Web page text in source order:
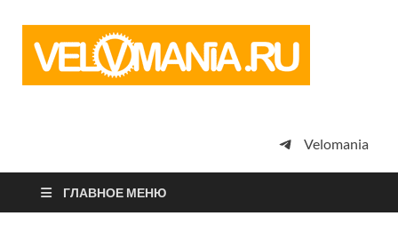
просто
Velomania
ГЛАВНОЕ МЕНЮ